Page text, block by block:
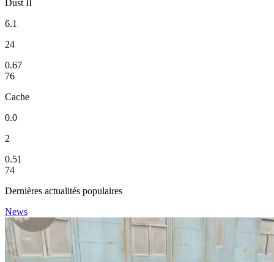
Dust II
6.1
24
0.67
76
Cache
0.0
2
0.51
74
Dernières actualités populaires
News